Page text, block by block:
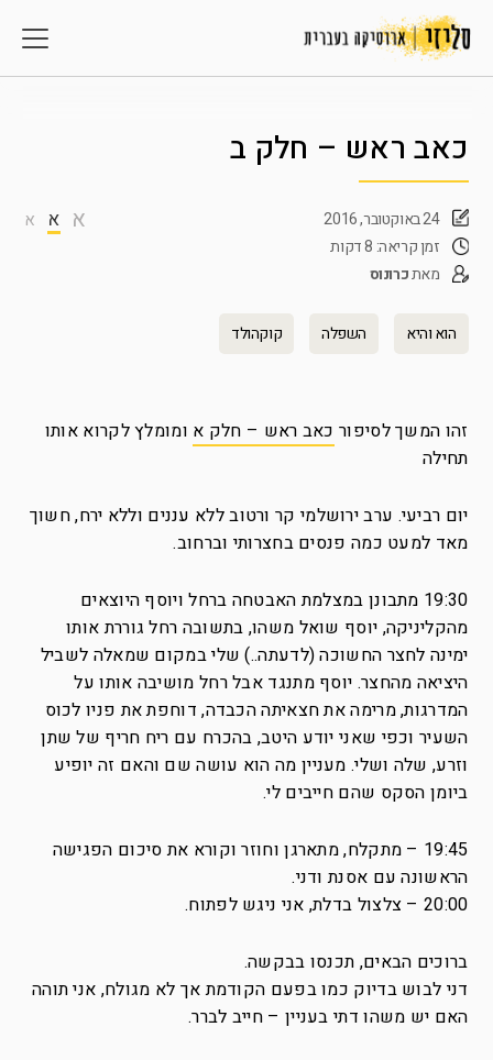
כאב ראש – חלק ב
א א א
24 באוקטובר, 2016
זמן קריאה: 8 דקות
מאתכרונוס
הוא והיא השפלה קוקהולד
זהו המשך לסיפור כאב ראש – חלק א ומומלץ לקרוא אותו
תחילה
יום רביעי. ערב ירושלמי קר ורטוב ללא עננים וללא ירח, חשוך
מאד למעט כמה פנסים בחצרותי וברחוב.
19:30 מתבונן במצלמת האבטחה ברחל ויוסף היוצאים
מהקליניקה, יוסף שואל משהו, בתשובה רחל גוררת אותו
ימינה לחצר החשוכה (לדעתה..) שלי במקום שמאלה לשביל
היציאה מהחצר. יוסף מתנגד אבל רחל מושיבה אותו על
המדרגות, מרימה את חצאיתה הכבדה, דוחפת את פניו לכוס
השעיר וכפי שאני יודע היטב, בהכרח עם ריח חריף של שתן
וזרע, שלה ושלי. מעניין מה הוא עושה שם והאם זה יופיע
ביומן הסקס שהם חייבים לי.
19:45 – מתקלח, מתארגן וחוזר וקורא את סיכום הפגישה
הראשונה עם אסנת ודני.
20:00 – צלצול בדלת, אני ניגש לפתוח.
ברוכים הבאים, תכנסו בבקשה.
דני לבוש בדיוק כמו בפעם הקודמת אך לא מגולח, אני תוהה
האם יש משהו דתי בעניין – חייב לברר.